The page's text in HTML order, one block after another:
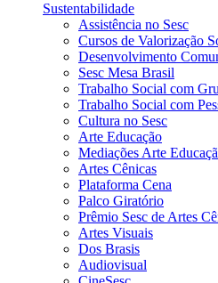
Sustentabilidade
Assistência no Sesc
Cursos de Valorização
Desenvolvimento
Sesc Mesa Brasil
Trabalho Social com
Trabalho Social com
Cultura no Sesc
Arte Educação
Mediações Arte
Artes Cênicas
Plataforma Cena
Palco Giratório
Prêmio Sesc de Artes
Artes Visuais
Dos Brasis
Audiovisual